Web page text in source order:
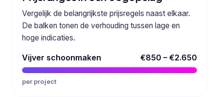
Vergelijk de belangrijkste prijsregels naast elkaar.
De balken tonen de verhouding tussen lage en
hoge indicaties.
Vijver schoonmaken €850 – €2.650
per project